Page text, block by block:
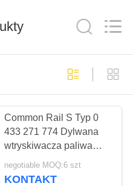
Rail
Common Rail S Typ 0
433 271 774 Dylwana
wtryskiwacza paliwa
napędowego
DLLA124S1001
negotiable MOQ:6 szt
KONTAKT